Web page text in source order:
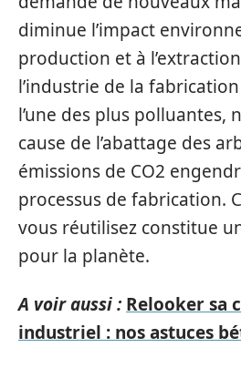
diminue l’impact
production et à
l’industrie de la
l’une des plus polluantes,
cause de l’abattage des
émissions de CO2
processus de fabrication.
vous réutilisez constitue
pour la planète.
A voir aussi : Relooker sa
industriel : nos astuces